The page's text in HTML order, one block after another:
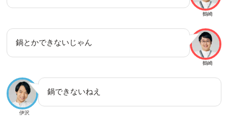
鶴崎
鶴崎
鍋とかできないじゃん
伊沢
鍋できないねえ